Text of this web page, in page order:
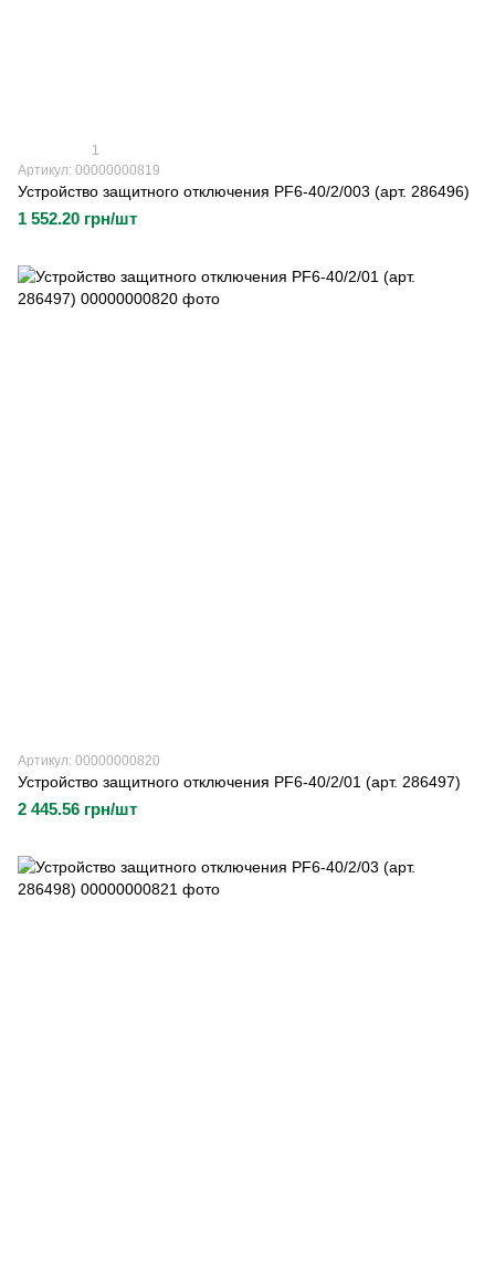
1
Артикул: 00000000819
Устройство защитного отключения PF6-40/2/003 (арт. 286496)
1 552.20 грн/шт
Артикул: 00000000820
Устройство защитного отключения PF6-40/2/01 (арт. 286497)
2 445.56 грн/шт